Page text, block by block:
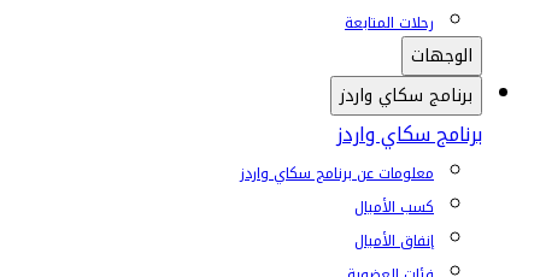
رحلات المتابعة
الوجهات
برنامج سكاي واردز
برنامج سكاي واردز
معلومات عن برنامج سكاي واردز
كسب الأميال
إنفاق الأميال